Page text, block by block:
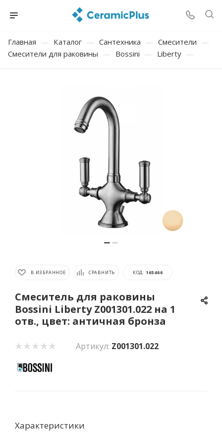
Главная — Каталог — Сантехника — Смесители —
Смесители для раковины — Bossini — Liberty —
В ИЗБРАННОЕ СРАВНИТЬ КОД: 165466
Смеситель для раковины
Bossini Liberty Z001301.022 на 1
отв., цвет: античная бронза
Артикул: Z001301.022
Характеристики